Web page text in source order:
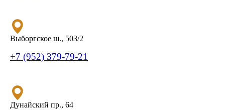
Выборгское ш., 503/2
+7 (952) 379-79-21
Дунайский пр., 64